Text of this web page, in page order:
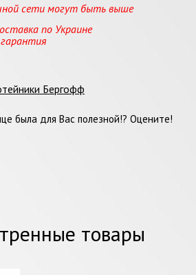
сети могут быть выше
по Украине
Бергофф
была для Вас полезной!? Оцените!
товары